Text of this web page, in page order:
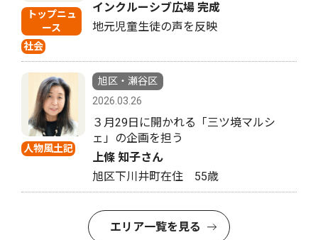
トップニュ
ース
社会
インクルーシブ広場 完成
地元児童生徒の声を反映
人物風土記
旭区・瀬谷区
2026.03.26
３月29日に開かれる「三ツ境マルシ
ェ」の企画を担う
上條 知子さん
旭区下川井町在住 55歳
エリア一覧を見る